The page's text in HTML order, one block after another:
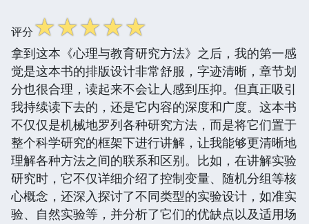
评分☆☆☆☆☆
拿到这本《心理与教育研究方法》之后，我的第一感
觉是这本书的排版设计非常舒服，字迹清晰，章节划
分也很合理，读起来不会让人感到压抑。但真正吸引
我持续读下去的，还是它内容的深度和广度。这本书
不仅仅是机械地罗列各种研究方法，而是将它们置于
整个科学研究的框架下进行讲解，让我能够更清晰地
理解各种方法之间的联系和区别。比如，在讲解实验
研究时，它不仅详细介绍了控制变量、随机分组等核
心概念，还深入探讨了不同类型的实验设计，如准实
验、自然实验等，并分析了它们的优缺点以及适用场